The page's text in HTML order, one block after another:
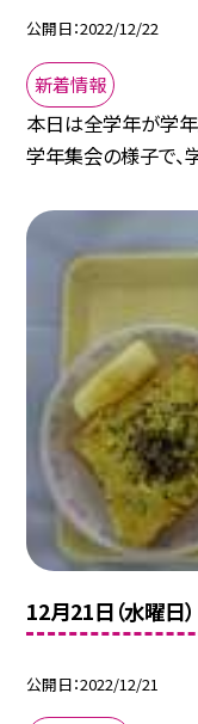
公開日 2022/12/22
新着情報
本日は全学年が学
学年集会の様子で、
12月21日（水曜
公開日 2022/12/21